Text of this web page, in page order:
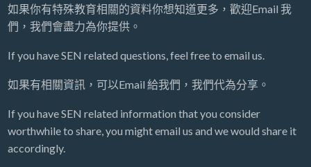
如果你有特殊教育相關的資料你想知道更多，歡迎Email 我
們，我們會盡力為你提供。
If you have SEN related questions, feel free to email us.
如果有相關資訊，可以Email 給我們，我們代為分享。
If you have SEN related information that you consider
worthwhile to share, you might email us and we would share it
accordingly.